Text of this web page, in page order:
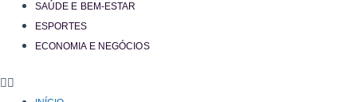
SAÚDE E BEM-ESTAR
ESPORTES
ECONOMIA E NEGÓCIOS